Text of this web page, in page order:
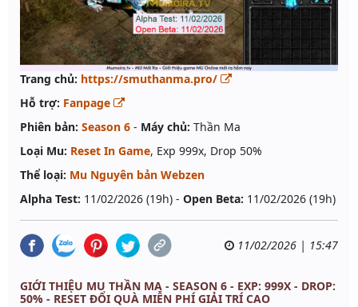
Trang chủ: https://smuthanma.pro/
Hỗ trợ: Fanpage
Phiên bản: Season 6 - Máy chủ: Thần Ma
Loại Mu: Reset In Game, Exp 999x, Drop 50%
Thể loại: Mu Nguyên bản Webzen
Alpha Test: 11/02/2026 (19h) - Open Beta: 11/02/2026 (19h)
11/02/2026 | 15:47
GIỚI THIỆU MU THẦN MA - SEASON 6 - EXP: 999X - DROP:
50% - RESET ĐỔI QUÀ MIỄN PHÍ GIẢI TRÍ CAO